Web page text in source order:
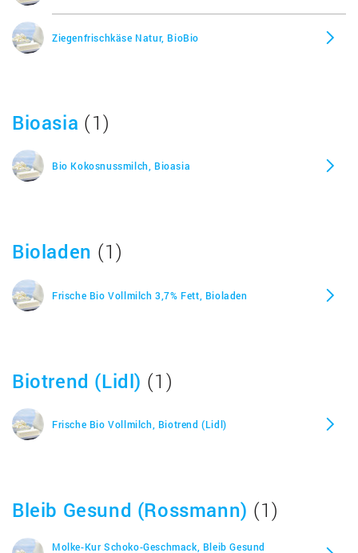
Ziegenfrischkäse Natur, BioBio
Bioasia (1)
Bio Kokosnussmilch, Bioasia
Bioladen (1)
Frische Bio Vollmilch 3,7% Fett, Bioladen
Biotrend (Lidl) (1)
Frische Bio Vollmilch, Biotrend (Lidl)
Bleib Gesund (Rossmann) (1)
Molke-Kur Schoko-Geschmack, Bleib Gesund